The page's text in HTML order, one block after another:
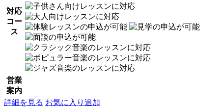
対応
コー
ス
営業
案内
詳細を見る お気に入り追加